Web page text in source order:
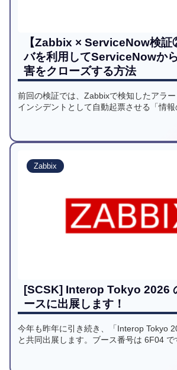
【Zabbix × ServiceNow検
バを利用してServiceNowか
害をクローズする方法
前回の検証では、Zabbixで検知したアラ
インシデントとして自動起票させる「情
ました。しかし、実際の運用現場では、
ラートも消えてほしい」という、双方向
「双方向連携」をどう実現したか、詳しく
す。
Zabbix
[SCSK] Interop Tokyo 2026
ースに出展します！
今年も昨年に引き続き、「Interop Tokyo
と共同出展します。ブース番号は 6F04 で